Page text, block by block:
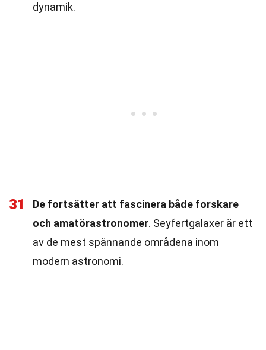
dynamik.
31
De fortsätter att fascinera både forskare
och amatörastronomer. Seyfertgalaxer är ett
av de mest spännande områdena inom
modern astronomi.